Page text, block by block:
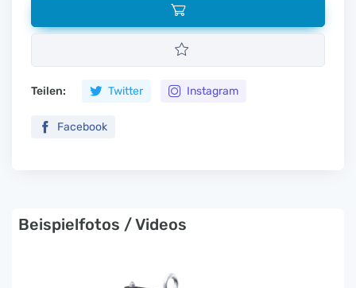
Teilen: Twitter Instagram
Facebook
Beispielfotos / Videos